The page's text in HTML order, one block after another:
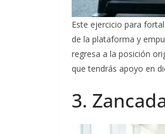
Este ejercicio para
de la plataforma y
regresa a la posición
que tendrás apoyo en
3.